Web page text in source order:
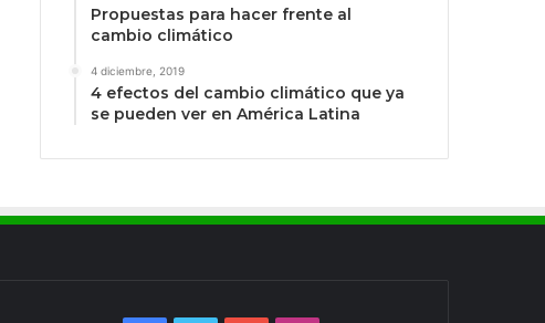
Propuestas para hacer frente al
cambio climático
4 diciembre, 2019
4 efectos del cambio climático que ya
se pueden ver en América Latina